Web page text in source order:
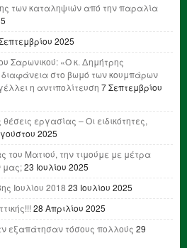
των καταληψιών από την παραλία
2025
Σαρωνικού: «Ο κ. Δημήτρης
στο βωμό των κουμπάρων
η αντιπολίτευση 7 Σεπτεμβρίου
εργασίας – Οι ειδικότητες,
2025
του Ματιού, την τιμούμε με μέτρα
μας;23 Ιουλίου 2025
Ιουλίου 2018 23 Ιουλίου 2025
28 Απριλίου 2025
εξαπάτησαν τόσους πολλούς 29